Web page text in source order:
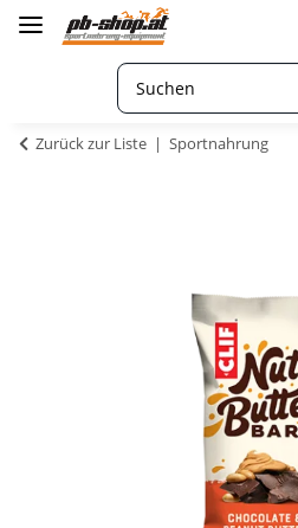
Zurück zur Liste Sportnahrung